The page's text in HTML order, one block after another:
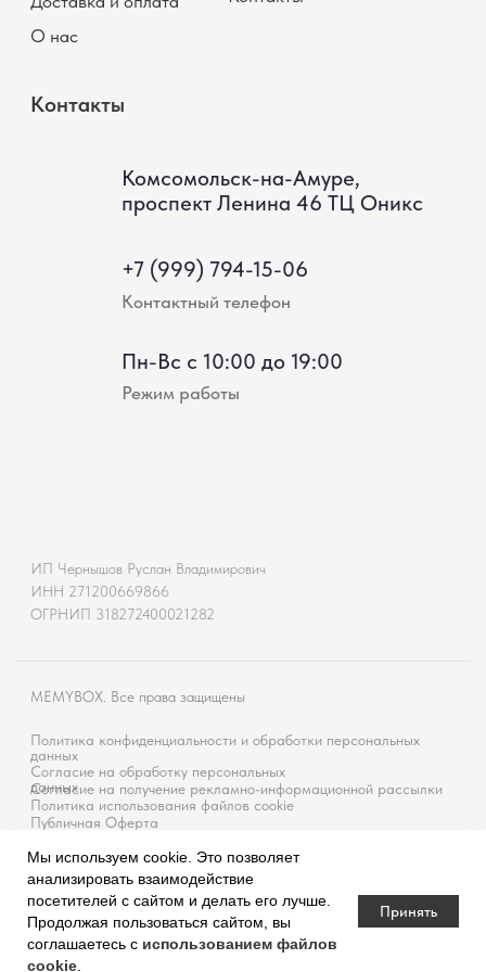
Мы используем cookie. Это позволяет
анализировать взаимодействие
посетителей с сайтом и делать его лучше.
Продолжая пользоваться сайтом, вы
соглашаетесь с использованием файлов
cookie
Принять
Tilda